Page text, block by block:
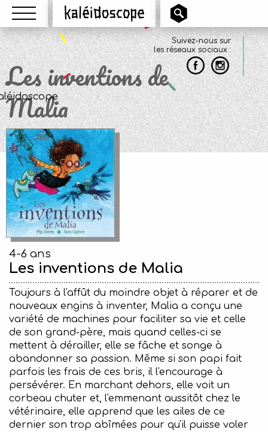
Menu Kaléidoscope
Suivez-nous sur
les réseaux sociaux :
Les inventions de
Malia
4-6 ans
Les inventions de Malia
Toujours à l'affût du moindre objet à réparer et de
nouveaux engins à inventer, Malia a conçu une
variété de machines pour faciliter sa vie et celle
de son grand-père, mais quand celles-ci se
mettent à dérailler, elle se fâche et songe à
abandonner sa passion. Même si son papi fait
parfois les frais de ces bris, il l'encourage à
persévérer. En marchant dehors, elle voit un
corbeau chuter et, l'emmenant aussitôt chez le
vétérinaire, elle apprend que les ailes de ce
dernier son trop abîmées pour qu'il puisse voler